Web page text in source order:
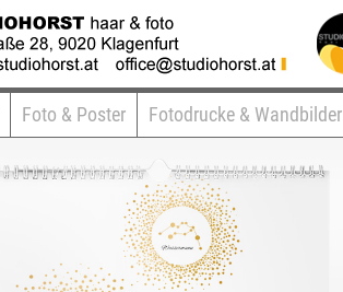
Foto & Poster Fotodrucke & Wandbilder